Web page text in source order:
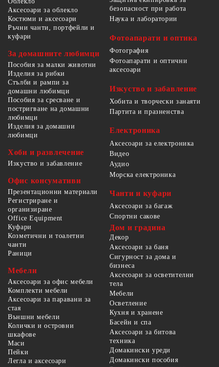
Аксесоари за облекло
Костюми и аксесоари
Ръчни чанти, портфейли и
куфари
За домашните любимци
Пособия за малки животни
Изделия за рибки
Стълби и рампи за
домашни любимци
Пособия за сресване и
постригване на домашни
любимци
Изделия за домашни
любимци
Хоби и развлечение
Изкуство и забавление
Офис консумативи
Презентационни материали
Регистриране и
организиране
Office Equipment
безопасност при работа
Наука и лаборатории
Фотоапарати и оптика
Фотография
Фотоапарати и оптични
аксесоари
Изкуство и забавление
Хобита и творчески занаяти
Партита и празненства
Електроника
Аксесоари за електроника
Видео
Аудио
Морска електроника
Чанти и куфари
Аксесоари за багаж
Спортни сакове
Куфари
Козметични и тоалетни
чанти
Раници
Мебели
Аксесоари за офис мебели
Комплекти мебели
Аксесоари за паравани за
стая
Външни мебели
Колички и островни
шкафове
Маси
Пейки
Легла и аксесоари
Дом и градина
Декор
Аксесоари за баня
Сигурност за дома и
бизнеса
Аксесоари за осветителни
тела
Мебели
Осветление
Кухня и хранене
Басейн и спа
Аксесоари за битова
техника
Домакински уреди
Домакински пособия